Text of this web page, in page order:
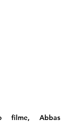
filme, Abbas